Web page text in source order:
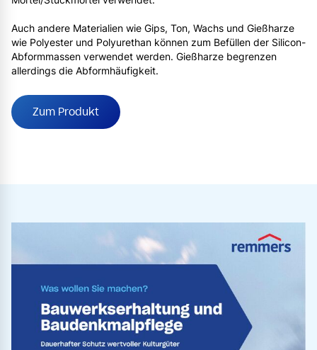
Auch andere Materialien wie Gips, Ton, Wachs und Gießharze
wie Polyester und Polyurethan können zum Befüllen der Silicon-
Abformmassen verwendet werden. Gießharze begrenzen
allerdings die Abformhäufigkeit.
Zum Produkt